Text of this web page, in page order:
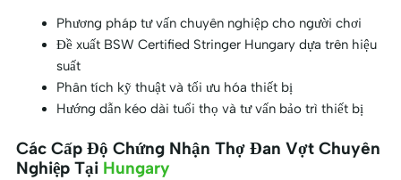
Phương pháp tư vấn chuyên nghiệp cho người chơi
Đề xuất BSW Certified Stringer Hungary dựa trên hiệu
suất
Phân tích kỹ thuật và tối ưu hóa thiết bị
Hướng dẫn kéo dài tuổi thọ và tư vấn bảo trì thiết bị
Các Cấp Độ Chứng Nhận Thợ Đan Vợt Chuyên
Nghiệp Tại Hungary